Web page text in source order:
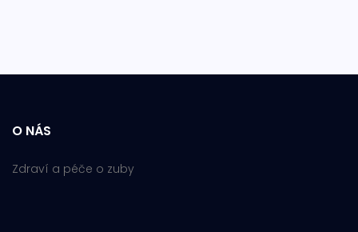
O NÁS
Zdraví a péče o zuby